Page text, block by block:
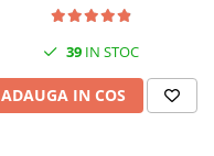
39IN STOC
ADAUGA IN COS